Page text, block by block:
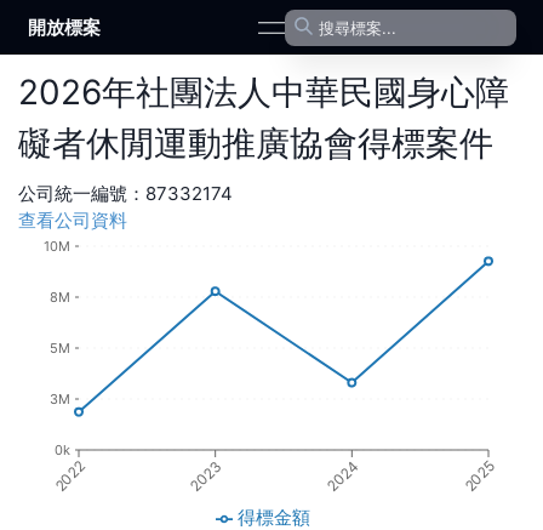
開放標案 open navigation menu
2026年社團法人中華民國身心障
礙者休閒運動推廣協會得標案件
公司統一編號： 87332174
查看公司資料
2022 2023 2024 2025
0k
3M
5M
8M
10M
得標金額